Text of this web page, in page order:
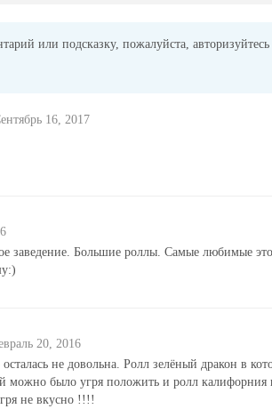
или подсказку, пожалуйста, авторизуйтесь
16, 2017
заведение. Большие роллы. Самые любимые это
20, 2016
не довольна. Ролл зелёный дракон в
можно было угря положить и ролл калифорния
не вкусно !!!!